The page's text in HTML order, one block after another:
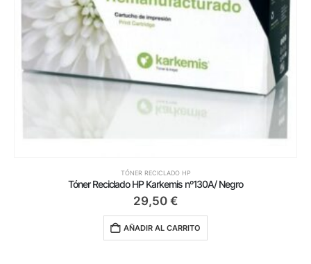
TÓNER RECICLADO HP
Tóner Reciclado HP Karkemis nº130A/ Negro
29,50 €
AÑADIR AL CARRITO